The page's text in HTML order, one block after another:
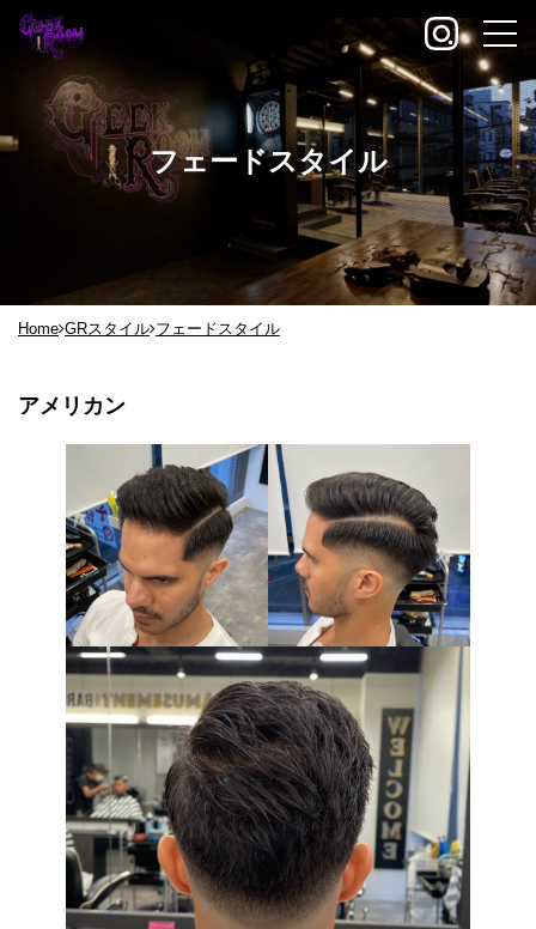
フェードスタイル
Home GRスタイル フェードスタイル
アメリカン